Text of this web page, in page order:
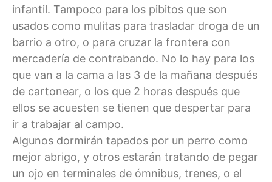
infantil. Tampoco para los pibitos que son
usados como mulitas para trasladar droga de un
barrio a otro, o para cruzar la frontera con
mercadería de contrabando. No lo hay para los
que van a la cama a las 3 de la mañana después
de cartonear, o los que 2 horas después que
ellos se acuesten se tienen que despertar para
ir a trabajar al campo.
Algunos dormirán tapados por un perro como
mejor abrigo, y otros estarán tratando de pegar
un ojo en terminales de ómnibus, trenes, o el